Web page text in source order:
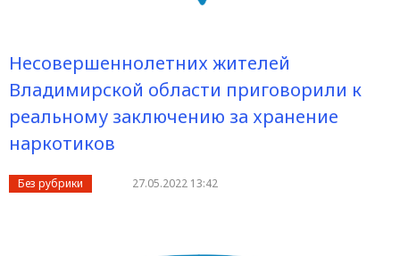
Несовершеннолетних жителей
Владимирской области приговорили к
реальному заключению за хранение
наркотиков
Без рубрики 27.05.2022 13:42